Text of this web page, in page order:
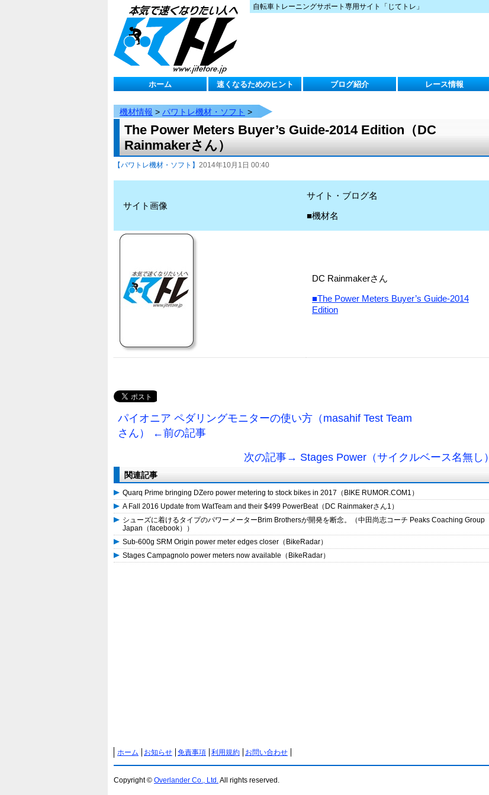
自転車トレーニングサポート専用サイト「じてトレ」
ホーム 速くなるためのヒント ブログ紹介 レース情報
機材情報 > パワトレ機材・ソフト >
The Power Meters Buyer’s Guide-2014 Edition（DC
Rainmakerさん）
【パワトレ機材・ソフト】 2014年10月1日 00:40
サイト画像
サイト・ブログ名
■機材名
DC Rainmakerさん
■The Power Meters Buyer’s Guide-2014
Edition
パイオニア ペダリングモニターの使い方（masahif Test Team
さん） ←前の記事
次の記事→ Stages Power（サイクルベース名無し）
関連記事
Quarq Prime bringing DZero power metering to stock bikes in 2017（BIKE RUMOR.COM1）
A Fall 2016 Update from WatTeam and their $499 PowerBeat（DC Rainmakerさん1）
シューズに着けるタイプのパワーメーターBrim Brothersが開発を断念。（中田尚志コーチ Peaks Coaching Group
Japan（facebook））
Sub-600g SRM Origin power meter edges closer（BikeRadar）
Stages Campagnolo power meters now available（BikeRadar）
ホーム お知らせ 免責事項 利用規約 お問い合わせ
Copyright © Overlander Co., Ltd.All rights reserved.